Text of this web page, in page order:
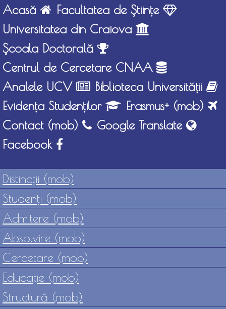
Acasă
Facultatea de Ştiinţe
Universitatea din Craiova
Şcoala Doctorală
Centrul de Cercetare CNAA
Analele UCV
Biblioteca Universităţii
Evidenţa Studenţilor
Erasmus+ (mob)
Contact (mob)
Google Translate
Facebook
Distincţii (mob)
Studenţi (mob)
Admitere (mob)
Absolvire (mob)
Cercetare (mob)
Educaţie (mob)
Structură (mob)